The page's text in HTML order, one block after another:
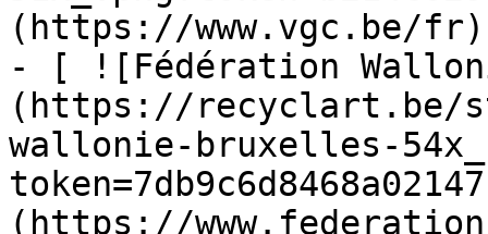
(https://www.vgc.be/fr)
- [ ![Fédération
(https://recyclart.be/
wallonie-bruxelles-
(https://